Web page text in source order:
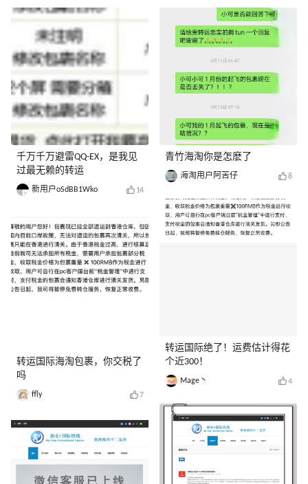
千万千万避雷QQ-EX，是我见
过最无赖的转运
新用户oSdBB1Wko 14
转运国际海淘包裹，你交税了
吗
ffly 7
青竹海淘你是怎麽了
海淘用户阿苦仔 8
转运国际绝了！运费估计得花
个近300！
Mage丶 4